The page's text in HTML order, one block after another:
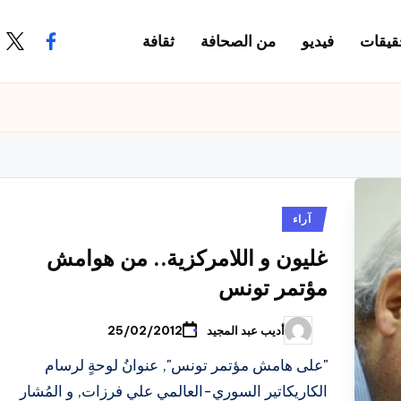
فيديو من الصحافة ثقافة
نُشرآراء
غليون و اللامركزية.. من هوامش
مؤتمر تونس
تمّ
النشر
بواسطة
أديب عبد المجيد 25/02/2012
"على هامش مؤتمر تونس", عنوانُ لوحةٍ لرسام
الكاريكاتير السوري-العالمي علي فرزات, و المُشار